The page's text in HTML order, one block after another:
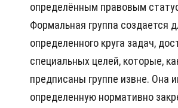
определённым правовым
Формальная группа создается
определенного круга задач,
специальных целей, которые,
предписаны группе извне. Она
определенную нормативно